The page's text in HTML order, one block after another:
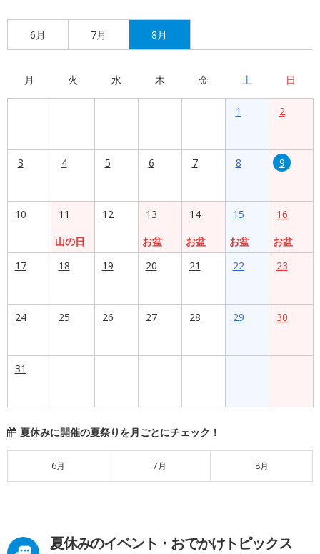
6月 7月 8月
月 火 水 木 金 土 日
1 2
3 4 5 6 7 8 9
10
11
山の日
12
13
お盆
14
お盆
15
お盆
16
お盆
17
18 19 20 21 22 23
24 25 26 27 28 29 30
31
夏休みに開催の夏祭りを月ごとにチェック！
6月 7月 8月
夏休みのイベント・おでかけトピックス